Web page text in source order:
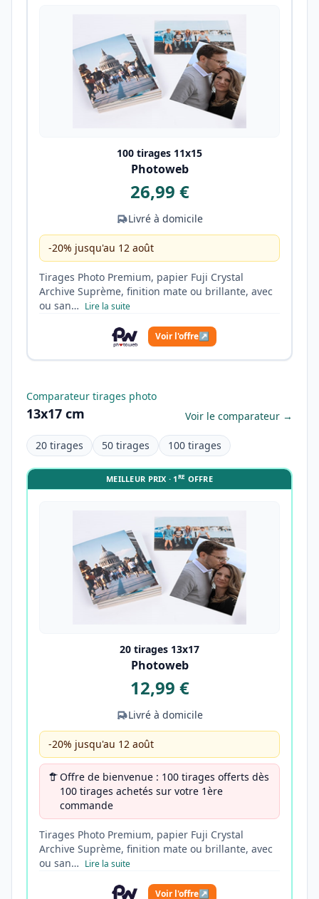
100 tirages 11x15
Photoweb
26,99 €
Livré à domicile
-20% jusqu'au 12 août
Tirages Photo Premium, papier Fuji Crystal
Archive Suprème, finition mate ou brillante, avec
ou san… Lire la suite
Voir l'offre↗
Comparateur tirages photo
13x17 cm Voir le comparateur →
20 tirages 50 tirages 100 tirages
MEILLEUR PRIX · 1RE OFFRE
20 tirages 13x17
Photoweb
12,99 €
Livré à domicile
-20% jusqu'au 12 août
Offre de bienvenue : 100 tirages offerts dès
100 tirages achetés sur votre 1ère
commande
Tirages Photo Premium, papier Fuji Crystal
Archive Suprème, finition mate ou brillante, avec
ou san… Lire la suite
Voir l'offre↗